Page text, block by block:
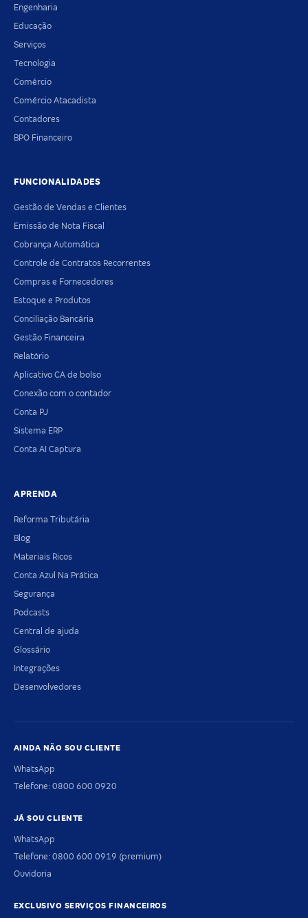
Engenharia
Educação
Serviços
Tecnologia
Comércio
Comércio Atacadista
Contadores
BPO Financeiro
FUNCIONALIDADES
Gestão de Vendas e Clientes
Emissão de Nota Fiscal
Cobrança Automática
Controle de Contratos Recorrentes
Compras e Fornecedores
Estoque e Produtos
Conciliação Bancária
Gestão Financeira
Relatório
Aplicativo CA de bolso
Conexão com o contador
Conta PJ
Sistema ERP
Conta AI Captura
APRENDA
Reforma Tributária
Blog
Materiais Ricos
Conta Azul Na Prática
Segurança
Podcasts
Central de ajuda
Glossário
Integrações
Desenvolvedores
AINDA NÃO SOU CLIENTE
WhatsApp
Telefone: 0800 600 0920
JÁ SOU CLIENTE
WhatsApp
Telefone: 0800 600 0919 (premium)
Ouvidoria
EXCLUSIVO SERVIÇOS FINANCEIROS